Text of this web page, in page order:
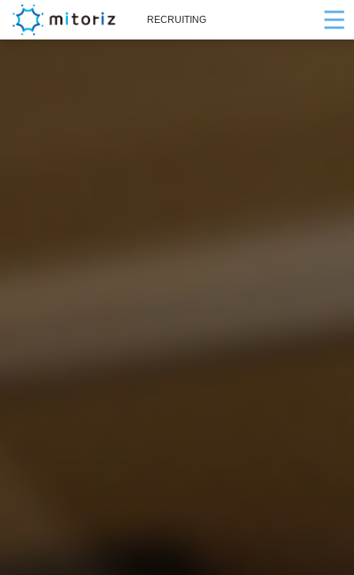
RECRUITING